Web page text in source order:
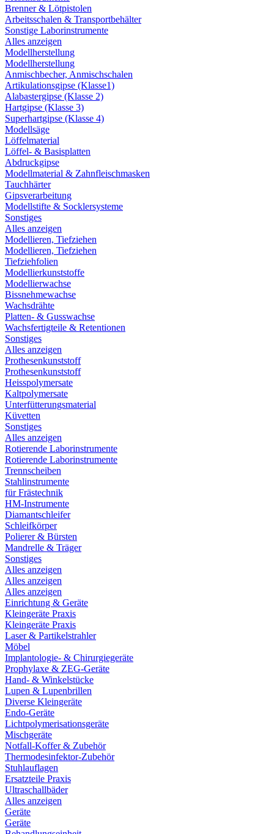
Brenner & Lötpistolen
Arbeitsschalen & Transportbehälter
Sonstige Laborinstrumente
Alles anzeigen
Modellherstellung
Modellherstellung
Anmischbecher, Anmischschalen
Artikulationsgipse (Klasse1)
Alabastergipse (Klasse 2)
Hartgipse (Klasse 3)
Superhartgipse (Klasse 4)
Modellsäge
Löffelmaterial
Löffel- & Basisplatten
Abdruckgipse
Modellmaterial & Zahnfleischmasken
Tauchhärter
Gipsverarbeitung
Modellstifte & Socklersysteme
Sonstiges
Alles anzeigen
Modellieren, Tiefziehen
Modellieren, Tiefziehen
Tiefziehfolien
Modellierkunststoffe
Modellierwachse
Bissnehmewachse
Wachsdrähte
Platten- & Gusswachse
Wachsfertigteile & Retentionen
Sonstiges
Alles anzeigen
Prothesenkunststoff
Prothesenkunststoff
Heisspolymersate
Kaltpolymersate
Unterfütterungsmaterial
Küvetten
Sonstiges
Alles anzeigen
Rotierende Laborinstrumente
Rotierende Laborinstrumente
Trennscheiben
Stahlinstrumente
für Frästechnik
HM-Instrumente
Diamantschleifer
Schleifkörper
Polierer & Bürsten
Mandrelle & Träger
Sonstiges
Alles anzeigen
Alles anzeigen
Alles anzeigen
Einrichtung & Geräte
Kleingeräte Praxis
Kleingeräte Praxis
Laser & Partikelstrahler
Möbel
Implantologie- & Chirurgiegeräte
Prophylaxe & ZEG-Geräte
Hand- & Winkelstücke
Lupen & Lupenbrillen
Diverse Kleingeräte
Endo-Geräte
Lichtpolymerisationsgeräte
Mischgeräte
Notfall-Koffer & Zubehör
Thermodesinfektor-Zubehör
Stuhlauflagen
Ersatzteile Praxis
Ultraschallbäder
Alles anzeigen
Geräte
Geräte